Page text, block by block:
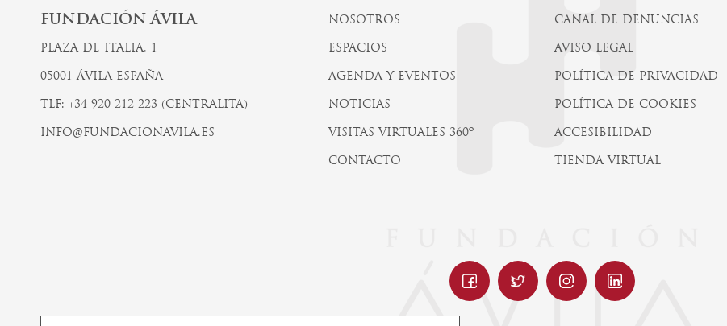
FUNDACIÓN ÁVILA
PLAZA DE ITALIA, 1
05001 ÁVILA ESPAÑA
TLF: +34 920 212 223 (CENTRALITA)
INFO@FUNDACIONAVILA.ES
NOSOTROS
ESPACIOS
AGENDA Y EVENTOS
NOTICIAS
VISITAS VIRTUALES 360º
CONTACTO
CANAL DE DENUNCIAS
AVISO LEGAL
POLÍTICA DE PRIVACIDAD
POLÍTICA DE COOKIES
ACCESIBILIDAD
TIENDA VIRTUAL